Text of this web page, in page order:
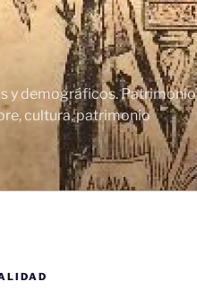
y demográficos. Patrimonio
cultura, patrimonio